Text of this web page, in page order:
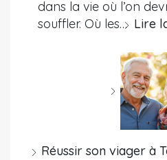
dans la vie où l’on
souffler. Où les… Lire
Réussir son viager à